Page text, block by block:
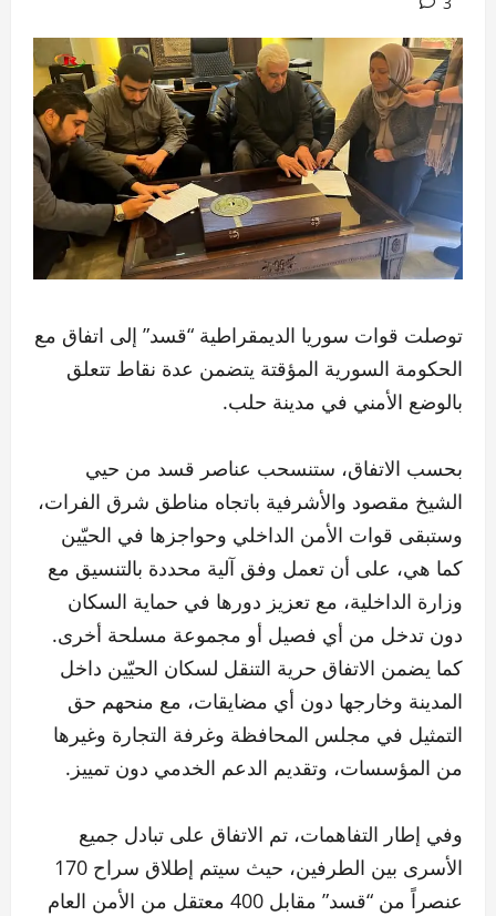
توصلت قوات سوريا الديمقراطية “قسد” إلى اتفاق مع
الحكومة السورية المؤقتة يتضمن عدة نقاط تتعلق
بالوضع الأمني في مدينة حلب.
بحسب الاتفاق، ستنسحب عناصر قسد من حيي
الشيخ مقصود والأشرفية باتجاه مناطق شرق الفرات،
وستبقى قوات الأمن الداخلي وحواجزها في الحيّين
كما هي، على أن تعمل وفق آلية محددة بالتنسيق مع
وزارة الداخلية، مع تعزيز دورها في حماية السكان
دون تدخل من أي فصيل أو مجموعة مسلحة أخرى.
كما يضمن الاتفاق حرية التنقل لسكان الحيّين داخل
المدينة وخارجها دون أي مضايقات، مع منحهم حق
التمثيل في مجلس المحافظة وغرفة التجارة وغيرها
من المؤسسات، وتقديم الدعم الخدمي دون تمييز.
وفي إطار التفاهمات، تم الاتفاق على تبادل جميع
الأسرى بين الطرفين، حيث سيتم إطلاق سراح 170
عنصراً من “قسد” مقابل 400 معتقل من الأمن العام